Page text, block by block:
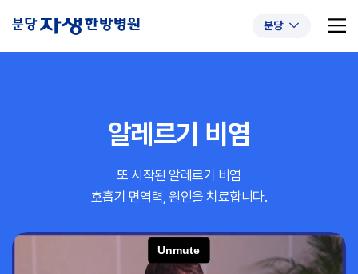
분당
#초음파약침 #척추압박골절
#교통사고후유증 #허리디스크
#추나요법
알레르기 비염
또 시작된 알레르기 비염
호흡기 면역력, 원인을 치료합니다.